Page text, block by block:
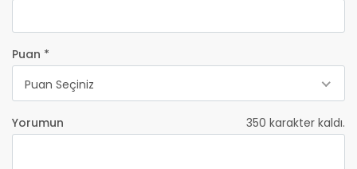
Puan *
Puan Seçiniz
Yorumun 350 karakter kaldı.